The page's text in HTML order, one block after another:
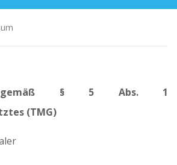
gemäß § 5 Abs. 1
(TMG)